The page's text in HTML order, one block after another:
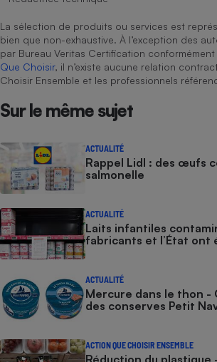
La sélection de produits ou services est
bien que non-exhaustive. À l’exception des
par Bureau Veritas Certification
Que Choisir, il n’existe aucune relation
Choisir Ensemble et les professionnels
Sur le même sujet
ACTUALITÉ
Rappel Lidl : des œufs
salmonelle
ACTUALITÉ
Laits infantiles
fabricants et l’État ont
ACTUALITÉ
Mercure dans le thon -
des conserves Petit
ACTION QUE CHOISIR ENSEMBLE
Réduction du plastique